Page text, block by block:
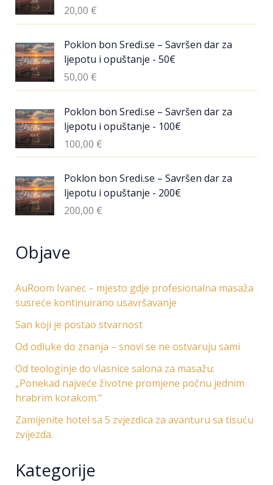
20,00 €
Poklon bon Sredi.se – Savršen dar za
ljepotu i opuštanje - 50€
50,00 €
Poklon bon Sredi.se – Savršen dar za
ljepotu i opuštanje - 100€
100,00 €
Poklon bon Sredi.se – Savršen dar za
ljepotu i opuštanje - 200€
200,00 €
Objave
AuRoom Ivanec – mjesto gdje profesionalna masaža
susreće kontinuirano usavršavanje
San koji je postao stvarnost
Od odluke do znanja – snovi se ne ostvaruju sami
Od teologinje do vlasnice salona za masažu:
„Ponekad najveće životne promjene počnu jednim
hrabrim korakom.“
Zamijenite hotel sa 5 zvjezdica za avanturu sa tisuću
zvijezda.
Kategorije